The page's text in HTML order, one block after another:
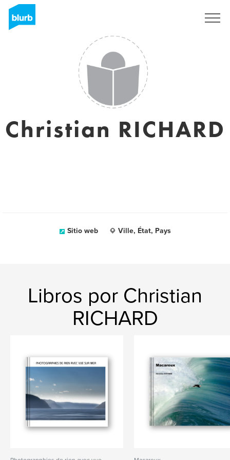
Christian RICHARD
Sitio web Ville, État, Pays
Libros por Christian
RICHARD